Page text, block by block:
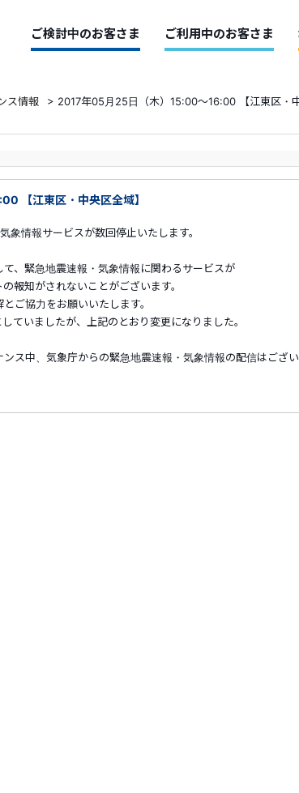
ご検討中のお客さま ご利用中のお客さま
ス情報 > 2017年05月25日（木）15:00～16:00 【江東区・中
【江東区・中央区全域】
情報サービスが数回停止いたします。
て、緊急地震速報・気象情報に関わるサービスが
報知がされないことがございます。
ご協力をお願いいたします。
ていましたが、上記のとおり変更になりました。
ンス中、気象庁からの緊急地震速報・気象情報の配信はござ